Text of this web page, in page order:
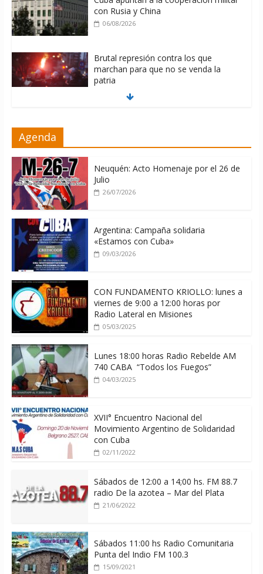
con Rusia y China
06/08/2026
Brutal represión contra los que
marchan para que no se venda la
patria
06/08/2026
06/08/2026
Agenda
Neuquén: Acto Homenaje por el 26 de
Julio
26/07/2026
Argentina: Campaña solidaria
«Estamos con Cuba»
09/03/2026
CON FUNDAMENTO KRIOLLO: lunes a
viernes de 9:00 a 12:00 horas por
Radio Lateral en Misiones
05/03/2025
Lunes 18:00 horas Radio Rebelde AM
740 CABA “Todos los Fuegos”
04/03/2025
XVII° Encuentro Nacional del
Movimiento Argentino de Solidaridad
con Cuba
02/11/2022
Sábados de 12:00 a 14;00 hs. FM 88.7
radio De la azotea – Mar del Plata
21/06/2022
Sábados 11:00 hs Radio Comunitaria
Punta del Indio FM 100.3
15/09/2021